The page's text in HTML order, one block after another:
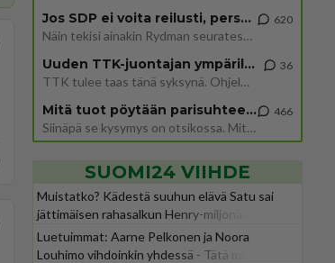
Jos SDP ei voita reilusti, persut kumoavat demokratian Suomesta
Näin tekisi ainakin Rydman seuratessaan idolinsa Trumpin mallia https://www.is.fi/politiikka/art-2000012187244.html
620
Uuden TTK-juontajan ympärillä epätietoisuus sakenee - Nyt MTV hämmentää soppaa
TTK tulee taas tänä syksynä. Ohjelman uudet tähtioppilaat julkistetaan torstaina 6. elokuuta klo 14 alkavassa lehdistö
36
Mitä tuot pöytään parisuhteessa?
Siinäpä se kysymys on otsikossa. Mitäpä siis tuot/toisit pöytään parisuhteessa? Oletko mies vai nainen? Koetko sen mitä
466
SUOMI24 VIIHDE
Muistatko? Kädestä suuhun elävä Satu sai
jättimäisen rahasalkun Henry-miljonääriltä
Luetuimmat: Aarne Pelkonen ja Noora
Louhimo vihdoinkin yhdessä - Tätä moni jo